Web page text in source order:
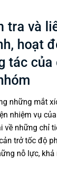
tra và
hoạt
tác của
những mắt
nhiệm vụ
về những chỉ
trở tốc độ
nỗ lực,